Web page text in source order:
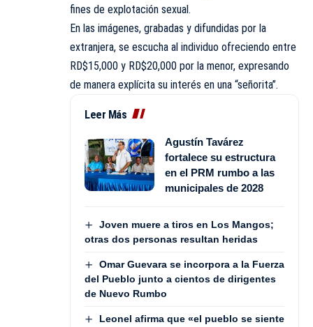
fines de explotación sexual.
En las imágenes, grabadas y difundidas por la
extranjera, se escucha al individuo ofreciendo entre
RD$15,000 y RD$20,000 por la menor, expresando
de manera explícita su interés en una “señorita”.
Leer Más
Agustín Tavárez
fortalece su estructura
en el PRM rumbo a las
municipales de 2028
Joven muere a tiros en Los Mangos;
otras dos personas resultan heridas
Omar Guevara se incorpora a la Fuerza
del Pueblo junto a cientos de dirigentes
de Nuevo Rumbo
Leonel afirma que «el pueblo se siente